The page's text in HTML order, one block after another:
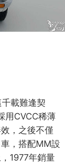
載難逢契
用CVCC稀薄
，之後不僅
，搭配MM設
1977年銷量